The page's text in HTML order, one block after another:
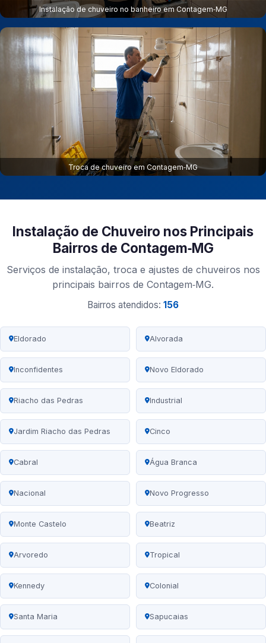
Instalação de chuveiro no banheiro em Contagem‑MG
Troca de chuveiro em Contagem‑MG
Instalação de Chuveiro nos Principais
Bairros de Contagem‑MG
Serviços de instalação, troca e ajustes de chuveiros nos
principais bairros de Contagem‑MG.
Bairros atendidos: 156
Eldorado Alvorada
Inconfidentes Novo Eldorado
Riacho das Pedras Industrial
Jardim Riacho das Pedras Cinco
Cabral Água Branca
Nacional Novo Progresso
Monte Castelo Beatriz
Arvoredo Tropical
Kennedy Colonial
Santa Maria Sapucaias